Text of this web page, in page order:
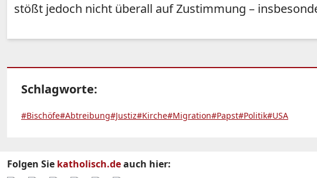
stößt jedoch nicht überall auf Zustimmung –
Schlagworte:
#Bischöfe#Abtreibung#Justiz#Kirche#Migration#Papst#Politik#USA
Folgen Sie katholisch.deauch hier: